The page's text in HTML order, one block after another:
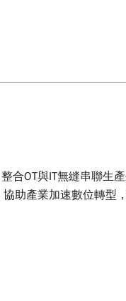
合OT與IT無縫串聯生
助產業加速數位轉型